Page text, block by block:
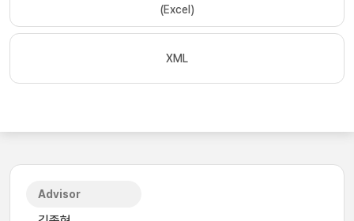
(Excel)
XML
Advisor